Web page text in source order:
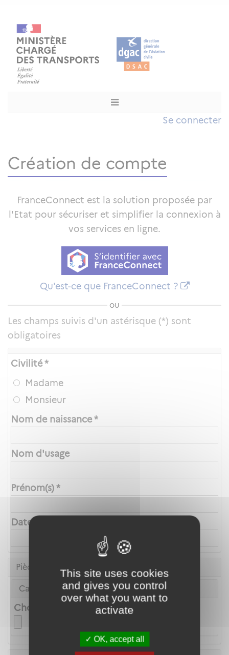
This site uses cookies
and gives you control
over what you want to
activate
OK, accept all
Se connecter
Création de compte
FranceConnect est la solution proposée par
l'Etat pour sécuriser et simplifier la connexion à
vos services en ligne.
Qu'est-ce que FranceConnect ?
ou
Les champs suivis d'un astérisque (*) sont
obligatoires
Civilité *
Madame
Monsieur
Nom de naissance *
Nom d'usage
Prénom(s) *
Date de naissance *
Pièce d'identité
Carte Nationale d'Identité ou Passeport *
Choix du fichier